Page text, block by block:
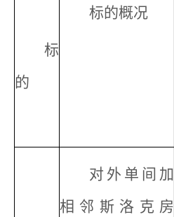
标
的
标的概况
对外单间加
相邻斯洛克房